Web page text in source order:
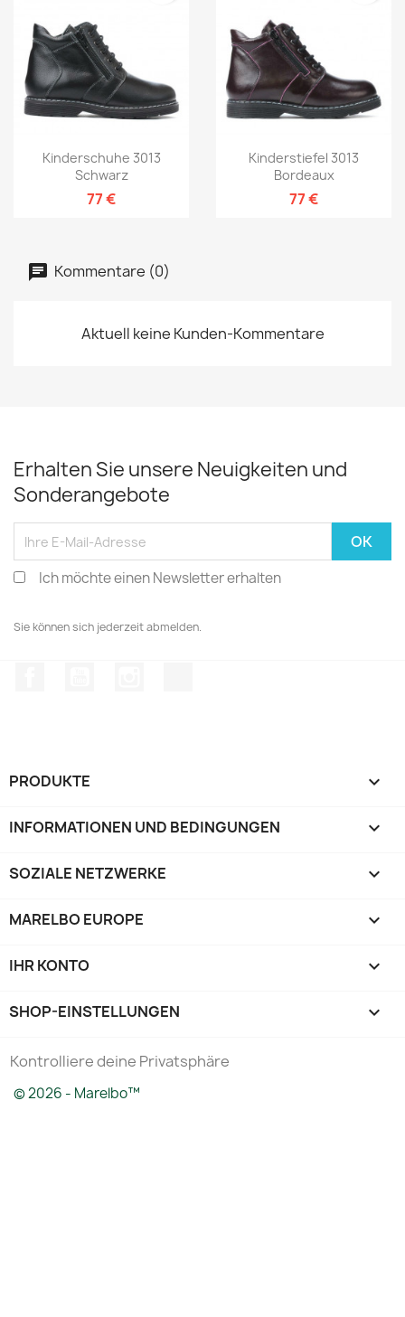
Kinderschuhe 3013
Schwarz
77 €
Kinderstiefel 3013
Bordeaux
77 €
Kommentare (0)
Aktuell keine Kunden-Kommentare
Erhalten Sie unsere Neuigkeiten und
Sonderangebote
Ich möchte einen Newsletter erhalten
Sie können sich jederzeit abmelden.
PRODUKTE 
INFORMATIONEN UND BEDINGUNGEN 
SOZIALE NETZWERKE 
MARELBO EUROPE 
IHR KONTO 
SHOP-EINSTELLUNGEN keyboard_arrow_down
Kontrolliere deine Privatsphäre
© 2026 - Marelbo™